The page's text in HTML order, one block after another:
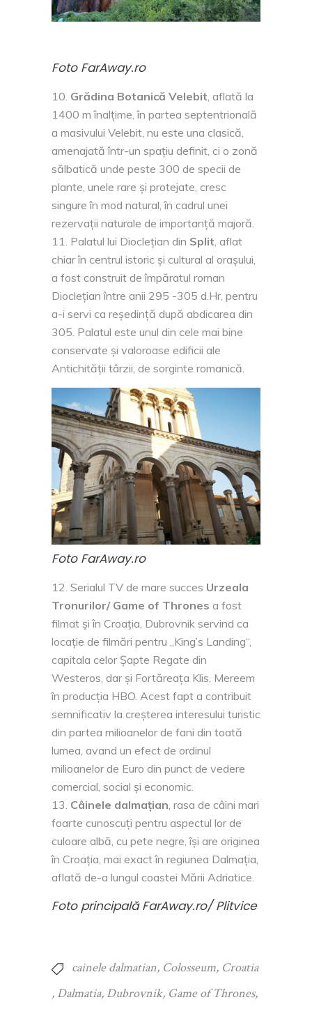
Foto FarAway.ro
Grădina Botanică Velebit , aflată la
1400 m înalțime, în partea septentrională
a masivului Velebit, nu este una clasică,
amenajată într-un spațiu definit, ci o zonă
sălbatică unde peste 300 de specii de
plante, unele rare și protejate, cresc
singure în mod natural, în cadrul unei
rezervații naturale de importanță majoră.
Palatul lui Dioclețian din Split , aflat
chiar în centrul istoric și cultural al orașului,
a fost construit de împăratul roman
Dioclețian între anii 295 -305 d.Hr, pentru
a-i servi ca reședință după abdicarea din
305. Palatul este unul din cele mai bine
conservate și valoroase edificii ale
Antichității târzii, de sorginte romanică.
Foto FarAway.ro
Serialul TV de mare succes Urzeala
Tronurilor/ Game of Thrones a fost
filmat și în Croația, Dubrovnik servind ca
locaţie de filmări pentru „King’s Landing“,
capitala celor Şapte Regate din
Westeros, dar și Fortăreața Klis, Mereem
în producția HBO. Acest fapt a contribuit
semnificativ la creșterea interesului turistic
din partea milioanelor de fani din toată
lumea, avand un efect de ordinul
milioanelor de Euro din punct de vedere
comercial, social și economic.
Câinele dalmațian , rasa de câini mari
foarte cunoscuți pentru aspectul lor de
culoare albă, cu pete negre, își are originea
în Croația, mai exact în regiunea Dalmația,
aflată de-a lungul coastei Mării Adriatice.
Foto principală FarAway.ro/ Plitvice
cainele dalmatian, Colosseum, Croatia
, Dalmatia, Dubrovnik, Game of Thrones,